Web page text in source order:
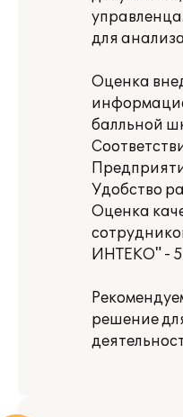
для
Оценка
балльной
Удобство
Оценка
ИНТЕКО" -
решение